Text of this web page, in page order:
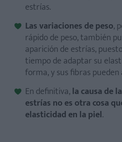
estrías.
Las variaciones de peso,
rápido de peso, también
aparición de estrías,
tiempo de adaptar su
forma, y sus fibras
En definitiva,la causa de
estrías no es otra cosa
elasticidad en la piel.